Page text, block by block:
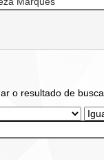
o resultado de busca.